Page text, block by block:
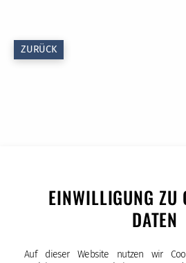
EINWILLIGUNG ZU
DATEN
Auf dieser Website nutzen wir
ZURÜCK